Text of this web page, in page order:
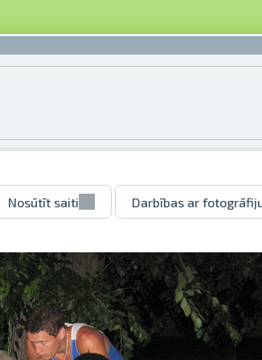
Nosūtīt saiti Darbības ar